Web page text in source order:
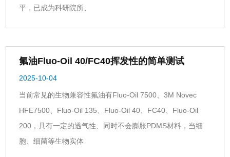
平，已成为科研院所、
氟油Fluo-Oil 40/FC40挥发性的简单测试
2025-10-04
当前常见的生物兼容性氟油有Fluo-Oil 7500、3M Novec
HFE7500、Fluo-Oil 135、Fluo-Oil 40、FC40、Fluo-Oil
200，具有一定的透气性、同时不会膨胀PDMS材料，当细
胞、细菌等生物实体